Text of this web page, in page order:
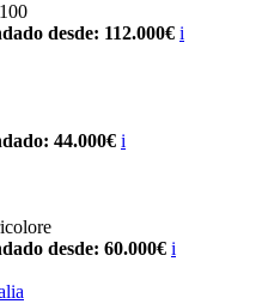
desde: 112.000€ i
44.000€ i
desde: 60.000€ i